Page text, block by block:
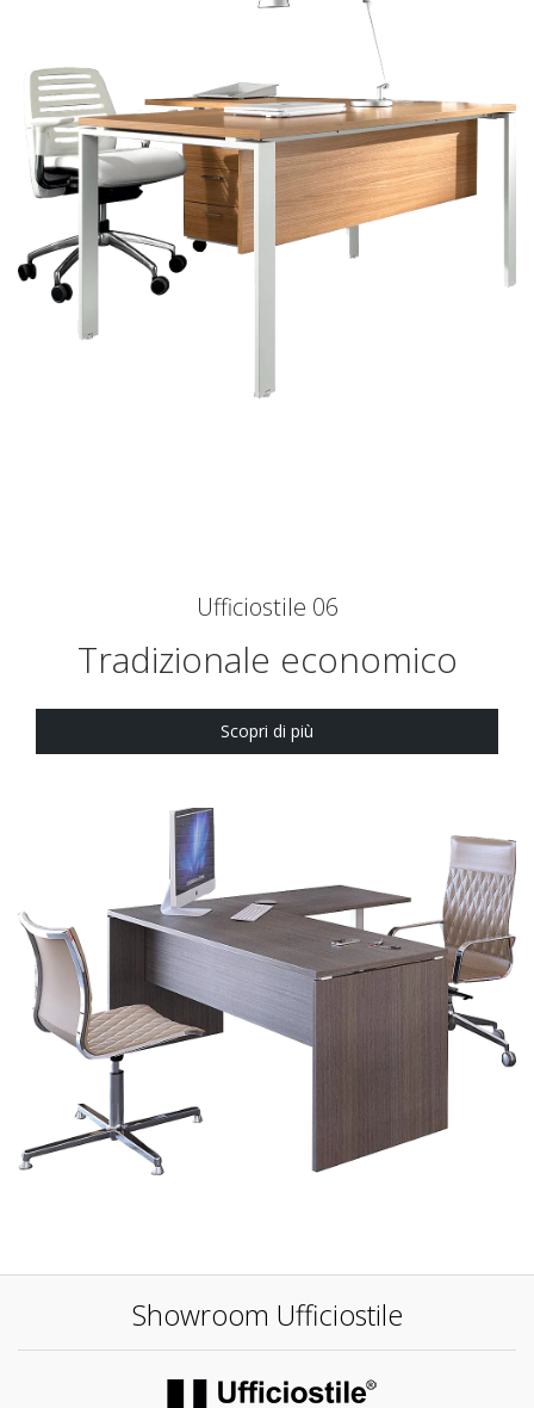
Ufficiostile 06
Tradizionale economico
Scopri di più
Showroom Ufficiostile